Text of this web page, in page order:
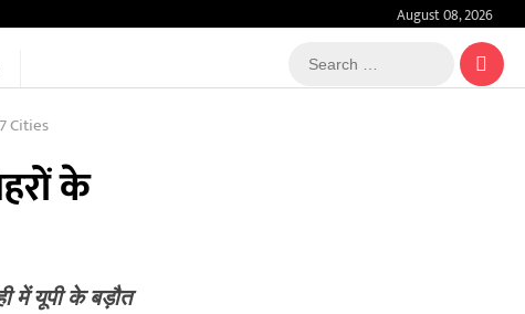
August 08, 2026
Search
…
Cities
के
में यूपी के बड़ौत